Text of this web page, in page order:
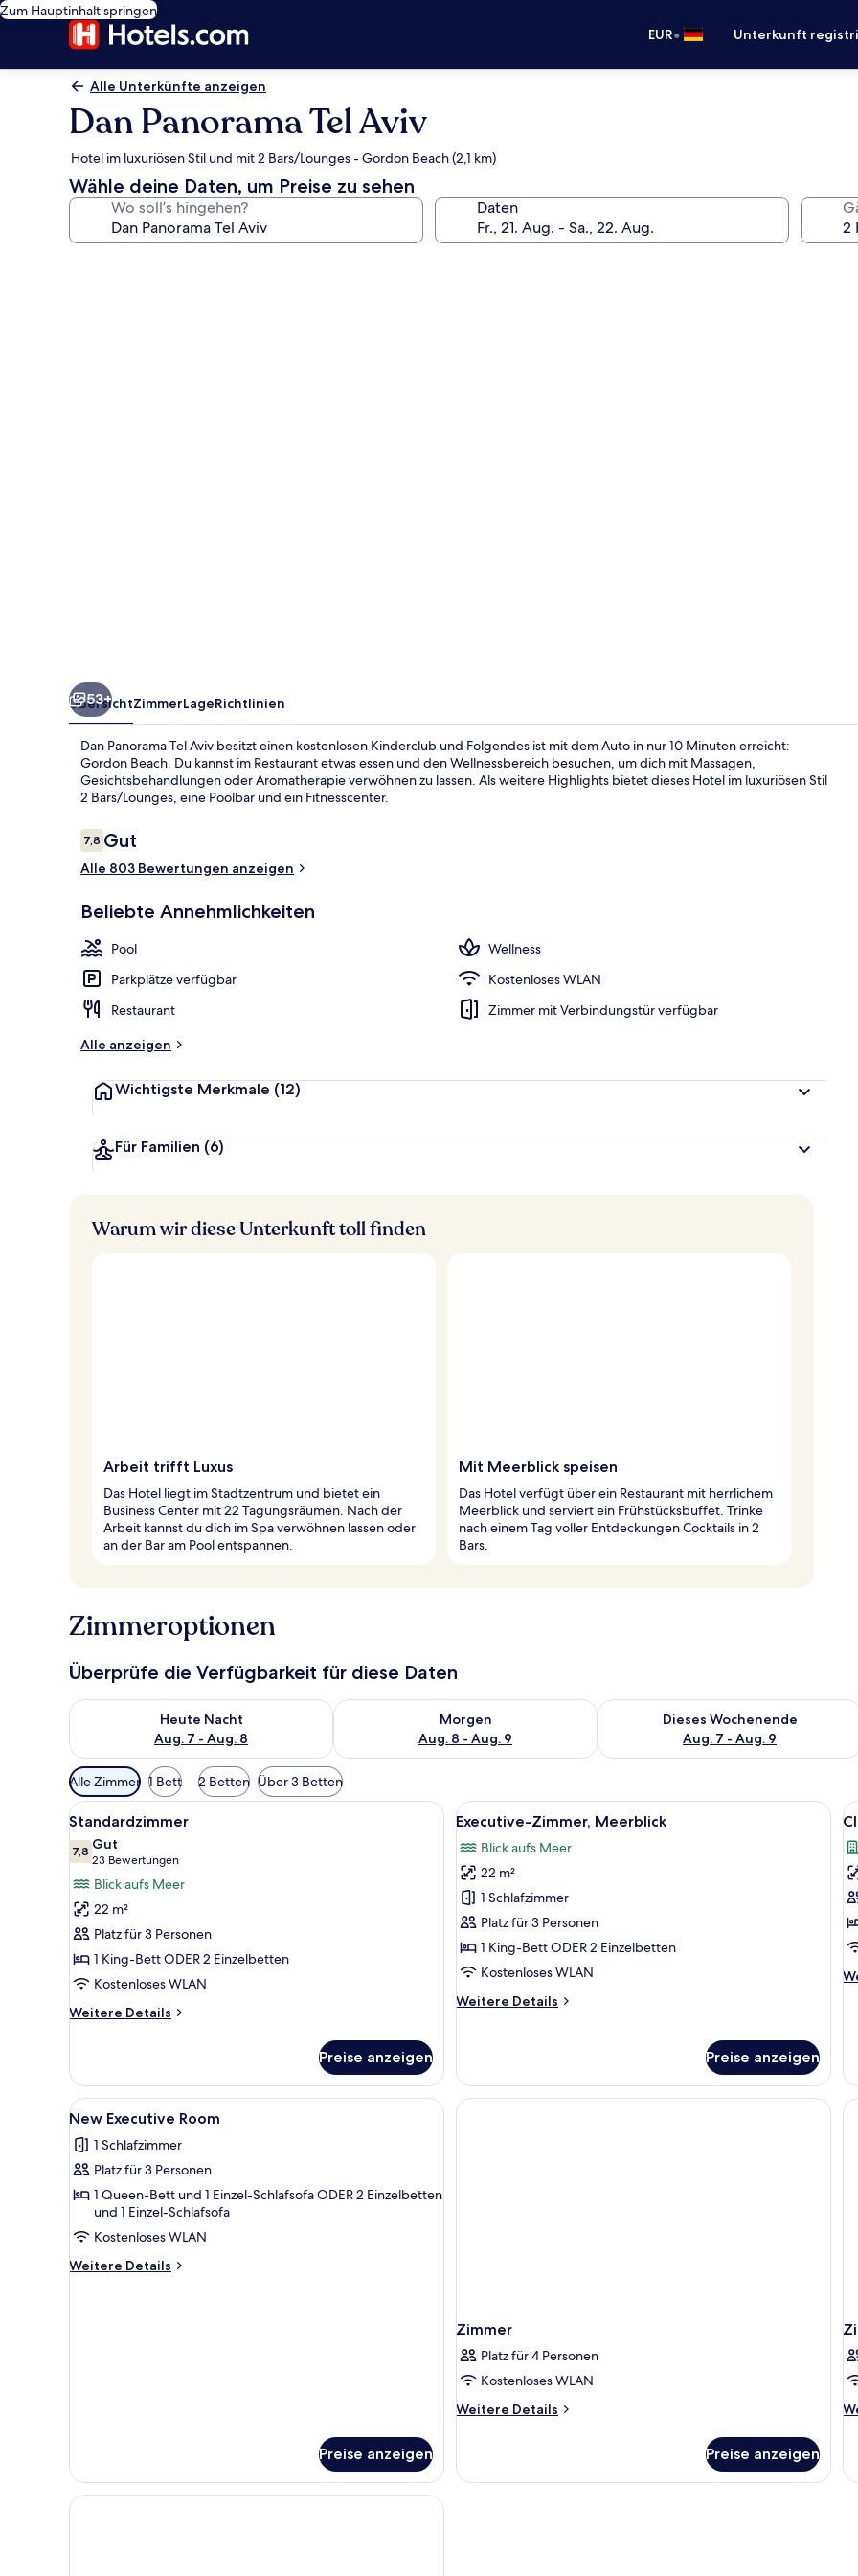
Zum Hauptinhalt springen
EUR• Unterkunft
Alle Unterkünfte anzeigen
Dan Panorama Tel Aviv
Hotel im luxuriösen Stil und mit 2 Bars/Lounges - Gordon Beach (2,1 km)
Wähle deine Daten, um Preise zu sehen
Wo soll’s hingehen? Daten
53+
ÜbersichtZimmerLageRichtlinien
Dan Panorama Tel Aviv besitzt einen kostenlosen Kinderclub und Folgendes ist mit dem Auto in nur 10 Minuten erreicht:
Gordon Beach. Du kannst im Restaurant etwas essen und den Wellnessbereich besuchen, um dich mit Massagen,
Gesichtsbehandlungen oder Aromatherapie verwöhnen zu lassen. Als weitere Highlights bietet dieses Hotel im luxuriösen Stil
2 Bars/Lounges, eine Poolbar und ein Fitnesscenter.
Bewertungen
7,87,8 von 10.
Gut
Alle 803 Bewertungen anzeigen
Beliebte Annehmlichkeiten
Pool
Wellness
Parkplätze verfügbar
Kostenloses WLAN
Restaurant
Zimmer mit Verbindungstür verfügbar
Alle anzeigen
Wichtigste Merkmale (12)
Für Familien (6)
Warum wir diese Unterkunft toll finden
Arbeit trifft Luxus
Das Hotel liegt im Stadtzentrum und bietet ein
Business Center mit 22 Tagungsräumen. Nach der
Arbeit kannst du dich im Spa verwöhnen lassen oder
an der Bar am Pool entspannen.
Mit Meerblick speisen
Das Hotel verfügt über ein Restaurant mit herrlichem
Meerblick und serviert ein Frühstücksbuffet. Trinke
nach einem Tag voller Entdeckungen Cocktails in 2
Bars.
Zimmeroptionen
Überprüfe die Verfügbarkeit für diese Daten
Heute Nacht
Aug. 7 - Aug. 8
Überprüfe die Verfügbarkeit für heute Nacht, Aug. 7 - Aug. 8.
Morgen
Aug. 8 - Aug. 9
Überprüfe die Verfügbarkeit für morgen, Aug. 8 - Aug. 9.
Dieses Wochenende
Aug. 7 - Aug. 9
Überprüfe die Verfügbarkeit für
Verfügbare
Filter
für
Zimmer
Alle Zimmer 1 Bett 2 Betten Über 3 Betten
Alle
Fotos
für
Standardzimmer
anzeigen
Ein Hotelzimmer mit einem großen Bett, einem Nachttisch mit Lampe, einem Sessel und einem Spiegel.
9
Standardzimmer
7,87,8 von 10
Gut
23 Bewertungen
(23
Bewertungen)
Blick aufs Meer
22 m²
Platz für 3 Personen
1 King-Bett ODER 2 Einzelbetten
Kostenloses WLAN
Weitere Details
Weitere
Preise anzeigen
Alle
Fotos
für
Executive-
Zimmer,
Meerblick
anzeigen
Ein Hotelzimmer mit einem großen
5
Executive-Zimmer, Meerblick
Blick aufs Meer
22 m²
1 Schlafzimmer
Platz für 3 Personen
1 King-Bett ODER 2 Einzelbetten
Kostenloses WLAN
Weitere Details
Weitere
Meerblick
Preise anzeigen
Alle
Fotos
für
New
Executive
Room
anzeigen
Ein Hotelzimmer mit einem Bett, zwei Sesseln, einem Spiegel, einem kleinen Tisch mit Buch und Obst sowie
5
New Executive Room
1 Schlafzimmer
Platz für 3 Personen
1 Queen-Bett und 1 Einzel-Schlafsofa ODER 2 Einzelbetten
und 1 Einzel-Schlafsofa
Kostenloses WLAN
Weitere Details
Weitere
Preise anzeigen
Zimmer
Platz für 4 Personen
Kostenloses WLAN
Weitere Details
Weitere
Preise anzeigen